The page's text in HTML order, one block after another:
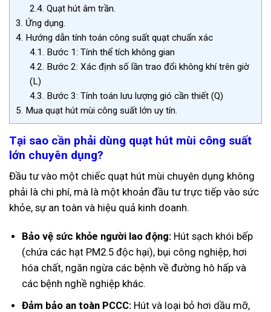
2.4. Quạt hút âm trần.
3. Ứng dụng.
4. Hướng dẫn tính toán công suất quạt chuẩn xác
4.1. Bước 1: Tính thể tích không gian
4.2. Bước 2: Xác định số lần trao đổi không khí trên giờ
(L)
4.3. Bước 3: Tính toán lưu lượng gió cần thiết (Q)
5. Mua quạt hút mùi công suất lớn uy tín.
Tại sao cần phải dùng quạt hút mùi công suất
lớn chuyên dụng?
Đầu tư vào một chiếc quạt hút mùi chuyên dụng không
phải là chi phí, mà là một khoản đầu tư trực tiếp vào sức
khỏe, sự an toàn và hiệu quả kinh doanh.
Bảo vệ sức khỏe người lao động:Hút sạch khói bếp
(chứa các hạt PM2.5 độc hại), bụi công nghiệp, hơi
hóa chất, ngăn ngừa các bệnh về đường hô hấp và
các bệnh nghề nghiệp khác.
Đảm bảo an toàn PCCC:Hút và loại bỏ hơi dầu mỡ,